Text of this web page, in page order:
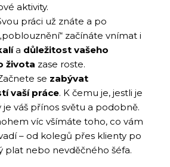
aktivity.
práci už znáte a po
začínáte vnímat i
a důležitost vašeho
života zase roste.
se zabývat
vaší práce. K čemu je, jestli je
je váš přínos světu a podobně.
víc všímáte toho, co vám
– od kolegů přes klienty po
plat nebo nevděčného šéfa.